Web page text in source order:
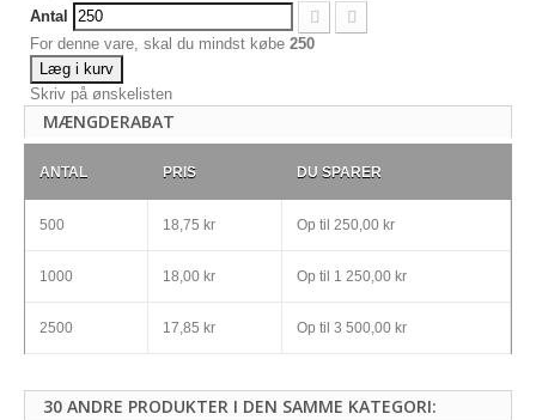
Antal
For denne vare, skal du mindst købe 250
Læg i kurv
Skriv på ønskelisten
MÆNGDERABAT
ANTAL PRIS DU SPARER
500 18,75 kr Op til 250,00 kr
1000 18,00 kr Op til 1 250,00 kr
2500 17,85 kr Op til 3 500,00 kr
30 ANDRE PRODUKTER I DEN SAMME KATEGORI: